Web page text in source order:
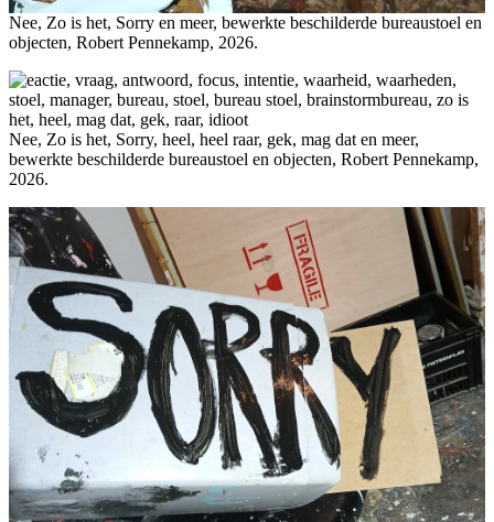
Nee, Zo is het, Sorry en meer, bewerkte beschilderde bureaustoel en
objecten, Robert Pennekamp, 2026.
Nee, Zo is het, Sorry, heel, heel raar, gek, mag dat en meer,
bewerkte beschilderde bureaustoel en objecten, Robert Pennekamp,
2026.